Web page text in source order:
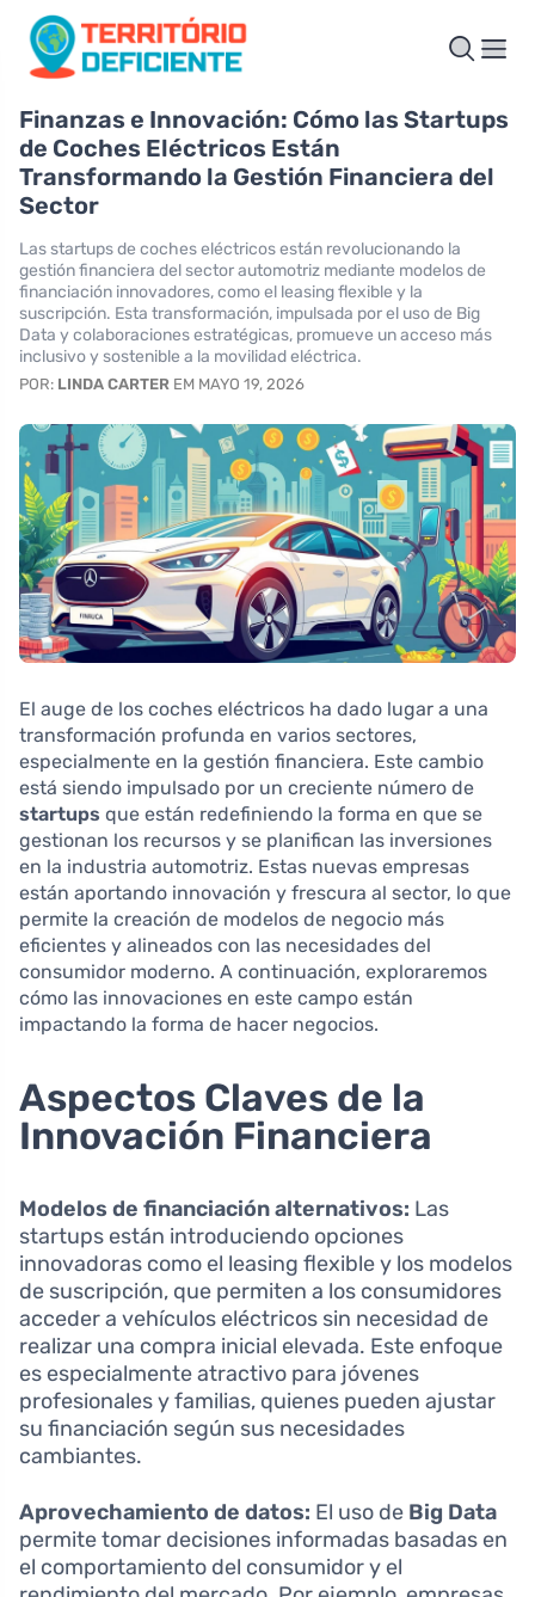
Finanzas e Innovación: Cómo las Startups
de Coches Eléctricos Están
Transformando la Gestión Financiera del
Sector
Las startups de coches eléctricos están revolucionando la
gestión financiera del sector automotriz mediante modelos de
financiación innovadores, como el leasing flexible y la
suscripción. Esta transformación, impulsada por el uso de Big
Data y colaboraciones estratégicas, promueve un acceso más
inclusivo y sostenible a la movilidad eléctrica.
POR: LINDA CARTER EM MAYO 19, 2026
El auge de los coches eléctricos ha dado lugar a una
transformación profunda en varios sectores,
especialmente en la gestión financiera. Este cambio
está siendo impulsado por un creciente número de
startups que están redefiniendo la forma en que se
gestionan los recursos y se planifican las inversiones
en la industria automotriz. Estas nuevas empresas
están aportando innovación y frescura al sector, lo que
permite la creación de modelos de negocio más
eficientes y alineados con las necesidades del
consumidor moderno. A continuación, exploraremos
cómo las innovaciones en este campo están
impactando la forma de hacer negocios.
Aspectos Claves de la
Innovación Financiera
Modelos de financiación alternativos: Las
startups están introduciendo opciones
innovadoras como el leasing flexible y los modelos
de suscripción, que permiten a los consumidores
acceder a vehículos eléctricos sin necesidad de
realizar una compra inicial elevada. Este enfoque
es especialmente atractivo para jóvenes
profesionales y familias, quienes pueden ajustar
su financiación según sus necesidades
cambiantes.
Aprovechamiento de datos: El uso de Big Data
permite tomar decisiones informadas basadas en
el comportamiento del consumidor y el